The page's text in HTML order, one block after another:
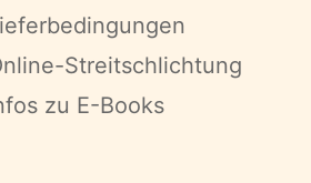
Streitschlichtung
zu E-Books